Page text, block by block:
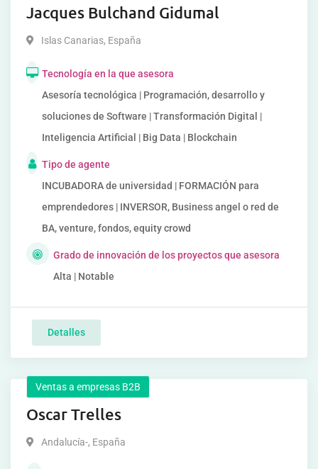
Jacques Bulchand Gidumal
Islas Canarias, España
Tecnología en la que asesora
Asesoría tecnológica | Programación, desarrollo y
soluciones de Software | Transformación Digital |
Inteligencia Artificial | Big Data | Blockchain
Tipo de agente
INCUBADORA de universidad | FORMACIÓN para
emprendedores | INVERSOR, Business angel o red de
BA, venture, fondos, equity crowd
Grado de innovación de los proyectos que asesora
Alta | Notable
Detalles
Ventas a empresas B2B
Oscar Trelles
Andalucía-, España